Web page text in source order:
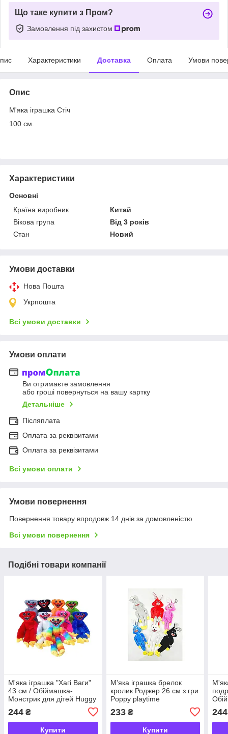
Що таке купити з Пром?
Замовлення під захистом
Характеристики Доставка Оплата Умови
Опис
М'яка іграшка Стіч
100 см.
Характеристики
Основні
Країна виробник
Китай
Вікова група
Від 3 років
Стан
Новий
Умови доставки
Нова Пошта
Укрпошта
Всі умови доставки
Умови оплати
Ви отримаєте замовлення
або гроші повернуться на вашу картку
Детальніше
Післяплата
Оплата за реквізитами
Оплата за реквізитами
Всі умови оплати
Умови повернення
Повернення товару впродовж 14 днів за домовленістю
Всі умови повернення
Подібні товари компанії
М'яка іграшка "Хагі Ваги"
43 см / Обіймашка-
Монстрик для дітей Huggy
244 ₴
Купити
М'яка іграшка брелок
кролик Роджер 26 см з гри
Poppy playtime
233₴
Купити
244